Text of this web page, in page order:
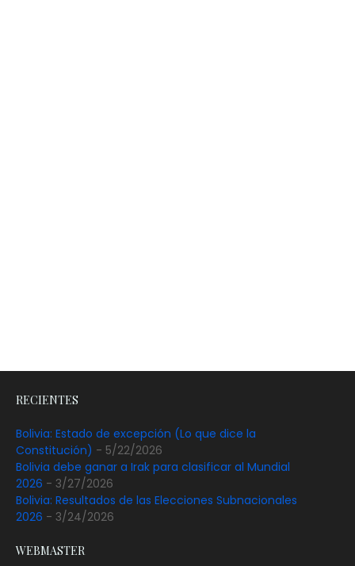
RECIENTES
Bolivia: Estado de excepción (Lo que dice la
Constitución) - 5/22/2026
Bolivia debe ganar a Irak para clasificar al Mundial
2026 - 3/27/2026
Bolivia: Resultados de las Elecciones Subnacionales
2026 - 3/24/2026
WEBMASTER